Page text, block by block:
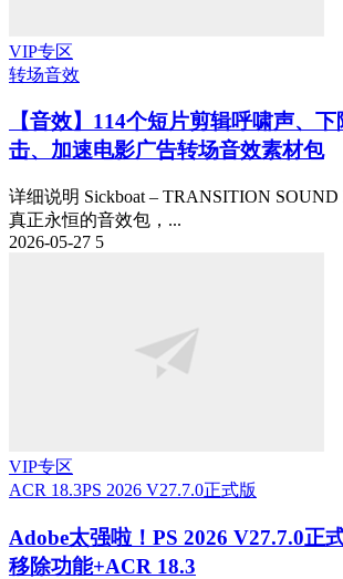
VIP专区
转场音效
【音效】114个短片剪辑呼啸声、
击、加速电影广告转场音效素材包
详细说明 Sickboat – TRANSITION SOUND
真正永恒的音效包，...
2026-05-27 5
VIP专区
ACR 18.3PS 2026 V27.7.0正式版
Adobe太强啦！PS 2026 V27.7.0正
移除功能+ACR 18.3